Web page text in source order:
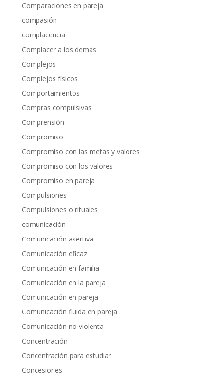
Comparaciones en pareja
compasión
complacencia
Complacer a los demás
Complejos
Complejos físicos
Comportamientos
Compras compulsivas
Comprensión
Compromiso
Compromiso con las metas y valores
Compromiso con los valores
Compromiso en pareja
Compulsiones
Compulsiones o rituales
comunicación
Comunicación asertiva
Comunicación eficaz
Comunicación en familia
Comunicación en la pareja
Comunicación en pareja
Comunicación fluida en pareja
Comunicación no violenta
Concentración
Concentración para estudiar
Concesiones